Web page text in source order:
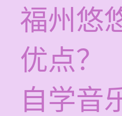
福州悠
优点？
自学音